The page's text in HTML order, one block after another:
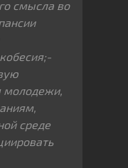
смысла во
молодежи,
среде